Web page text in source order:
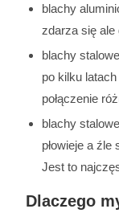
blachy
zdarza się ale
blachy
po kilku latach
połączenie
blachy
płowieje a źle
Jest to
Dlaczego